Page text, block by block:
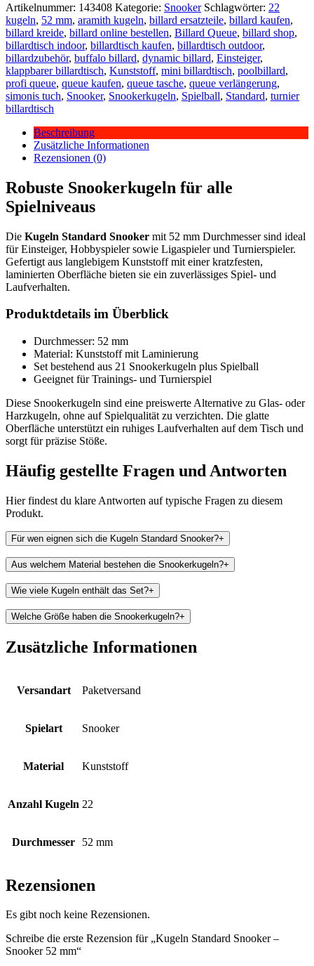
Artikelnummer: 143408 Kategorie: Snooker Schlagwörter: 22
kugeln, 52 mm, aramith kugeln, billard ersatzteile, billard kaufen,
billard kreide, billard online bestellen, Billard Queue, billard shop,
billardtisch indoor, billardtisch kaufen, billardtisch outdoor,
billardzubehör, buffalo billard, dynamic billard, Einsteiger,
klappbarer billardtisch, Kunststoff, mini billardtisch, poolbillard,
profi queue, queue kaufen, queue tasche, queue verlängerung,
simonis tuch, Snooker, Snookerkugeln, Spielball, Standard, turnier
billardtisch
Beschreibung
Zusätzliche Informationen
Rezensionen (0)
Robuste Snookerkugeln für alle
Spielniveaus
Die Kugeln Standard Snooker mit 52 mm Durchmesser sind ideal
für Einsteiger, Hobbyspieler sowie Ligaspieler und Turnierspieler.
Gefertigt aus langlebigem Kunststoff mit einer kratzfesten,
laminierten Oberfläche bieten sie ein zuverlässiges Spiel- und
Laufverhalten.
Produktdetails im Überblick
Durchmesser: 52 mm
Material: Kunststoff mit Laminierung
Set bestehend aus 21 Snookerkugeln plus Spielball
Geeignet für Trainings- und Turnierspiel
Diese Snookerkugeln sind eine preiswerte Alternative zu Glas- oder
Harzkugeln, ohne auf Spielqualität zu verzichten. Die glatte
Oberfläche unterstützt ein ruhiges Laufverhalten auf dem Tisch und
sorgt für präzise Stöße.
Häufig gestellte Fragen und Antworten
Hier findest du klare Antworten auf typische Fragen zu diesem
Produkt.
Für wen eignen sich die Kugeln Standard Snooker?+
Aus welchem Material bestehen die Snookerkugeln?+
Wie viele Kugeln enthält das Set?+
Welche Größe haben die Snookerkugeln?+
Zusätzliche Informationen
Versandart Paketversand
Spielart Snooker
Material Kunststoff
Anzahl Kugeln 22
Durchmesser 52 mm
Rezensionen
Es gibt noch keine Rezensionen.
Schreibe die erste Rezension für „Kugeln Standard Snooker –
Snooker 52 mm“